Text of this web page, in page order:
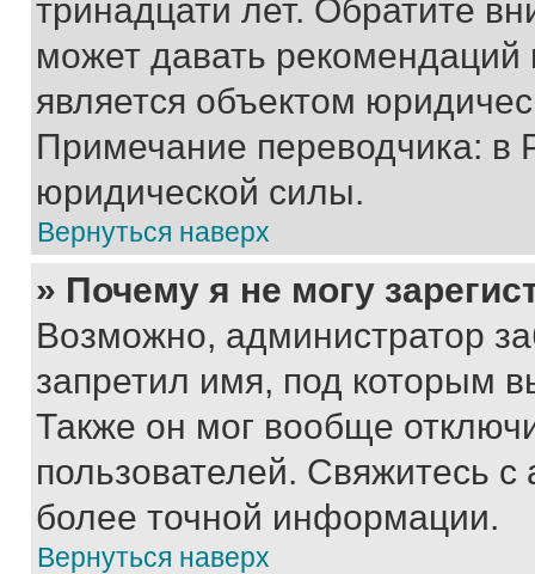
тринадцати лет. Обратите
может давать
является объектом
Примечание переводчика: в
юридической силы.
Вернуться наверх
» Почему я не могу
Возможно, администратор
запретил имя, под которым
Также он мог вообще
пользователей. Свяжитесь
более точной информации.
Вернуться наверх